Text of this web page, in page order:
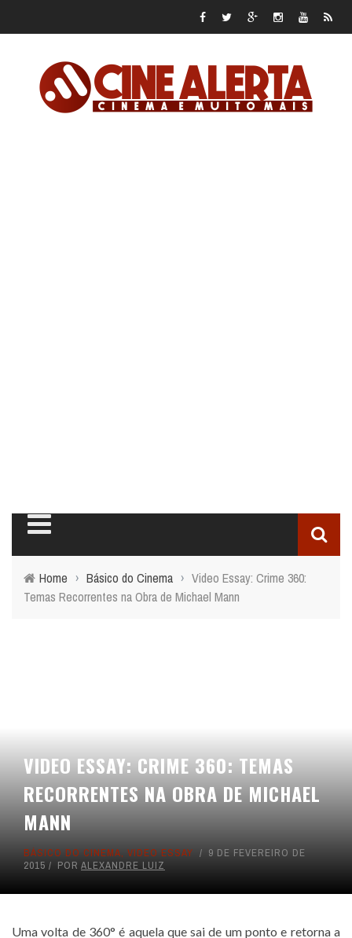
Home › Básico do Cinema › Video Essay: Crime 360:
Temas Recorrentes na Obra de Michael Mann
VIDEO ESSAY: CRIME 360: TEMAS
RECORRENTES NA OBRA DE MICHAEL
MANN
BÁSICO DO CINEMA, VIDEO ESSAY
9 DE FEVEREIRO DE
2015
POR ALEXANDRE LUIZ
Uma volta de 360° é aquela que sai de um ponto e retorna a